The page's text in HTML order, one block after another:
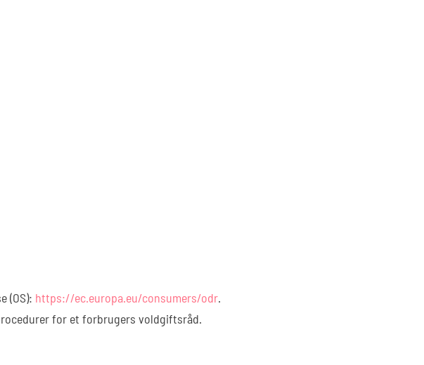
(OS): https://ec.europa.eu/consumers/odr.
for et forbrugers voldgiftsråd.